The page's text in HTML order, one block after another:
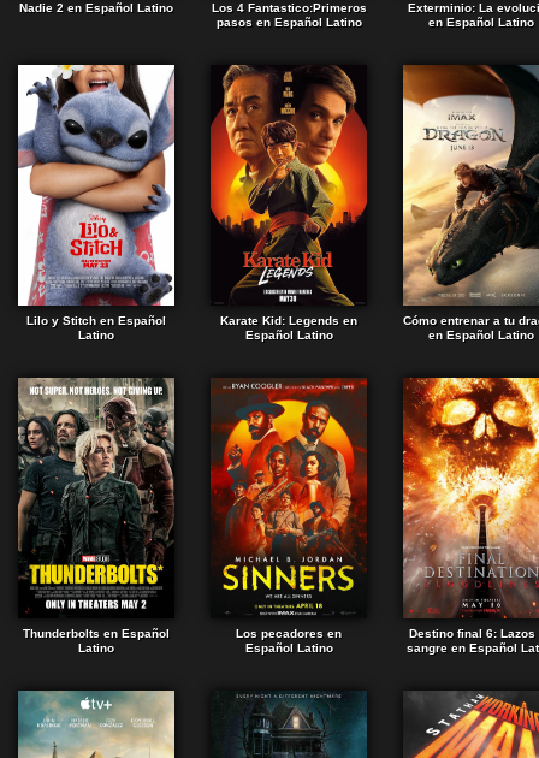
Nadie 2 en Español Latino
Los 4 Fantastico:Primeros
pasos en Español Latino
Exterminio: La
en Español Latino
Lilo y Stitch en Español
Latino
Karate Kid: Legends en
Español Latino
Cómo entrenar a tu
en Español Latino
Thunderbolts en Español
Latino
Los pecadores en
Español Latino
Destino final 6: Lazos
sangre en Español